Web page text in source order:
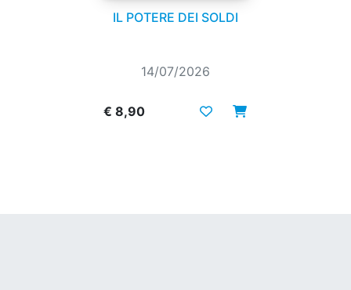
IL POTERE DEI SOLDI
14/07/2026
€ 8,90